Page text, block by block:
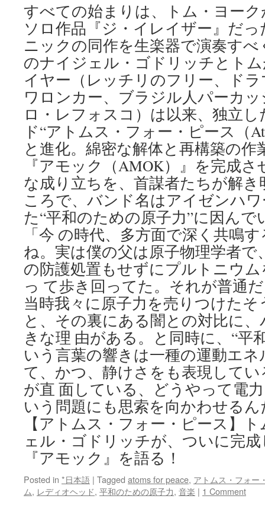
すべての始まりは、トム・ヨーク
ソロ作品『ジ・イレイザー』だ
ニックの同作を生楽器で演奏す
のナイジェル・ゴドリッチとト
イヤー（レッチリのフリー、ド
ワロンカー、ブラジル人パーカ
ロ・レフォスコ）は以来、独立
ド“アトムス・フォー・ピース（
と進化。綿密な解体と再構築の
『アモック（AMOK）』を完成
な成り立ちを、首謀者たちが解
ころで、バンド名はアイゼンハ
た“平和のための原子力”に因ん
「今 の時代、多方面で深く共鳴
ね。実は僕の父は原子物理学者で
の防護処置もせずにプルトニウ
っ て歩き回ってた。それが普通
当時我々に原子力を売りつけた
と、その裏にある闇との対比に
きな理 由がある。と同時に、“平
いう言葉の響きは一種の運動エ
て、かつ、静けさをも表現して
が直 面している、どうやって電
いう問題にも思索を向かわせる
【アトムス・フォー・ピース】
ェル・ゴドリッチが、ついに完
『アモック』を語る！
Posted in *日本語 | Tagged atoms for peace, アトムス・フォー
ム, レディオヘッド, 平和のための原子力, 音楽 | 1 Comment